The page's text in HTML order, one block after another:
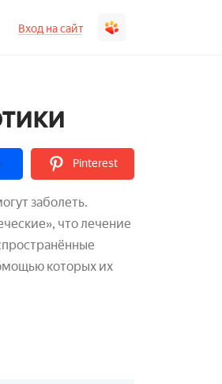
Вход на сайт
Pinterest
заболеть.
что лечение
которых их